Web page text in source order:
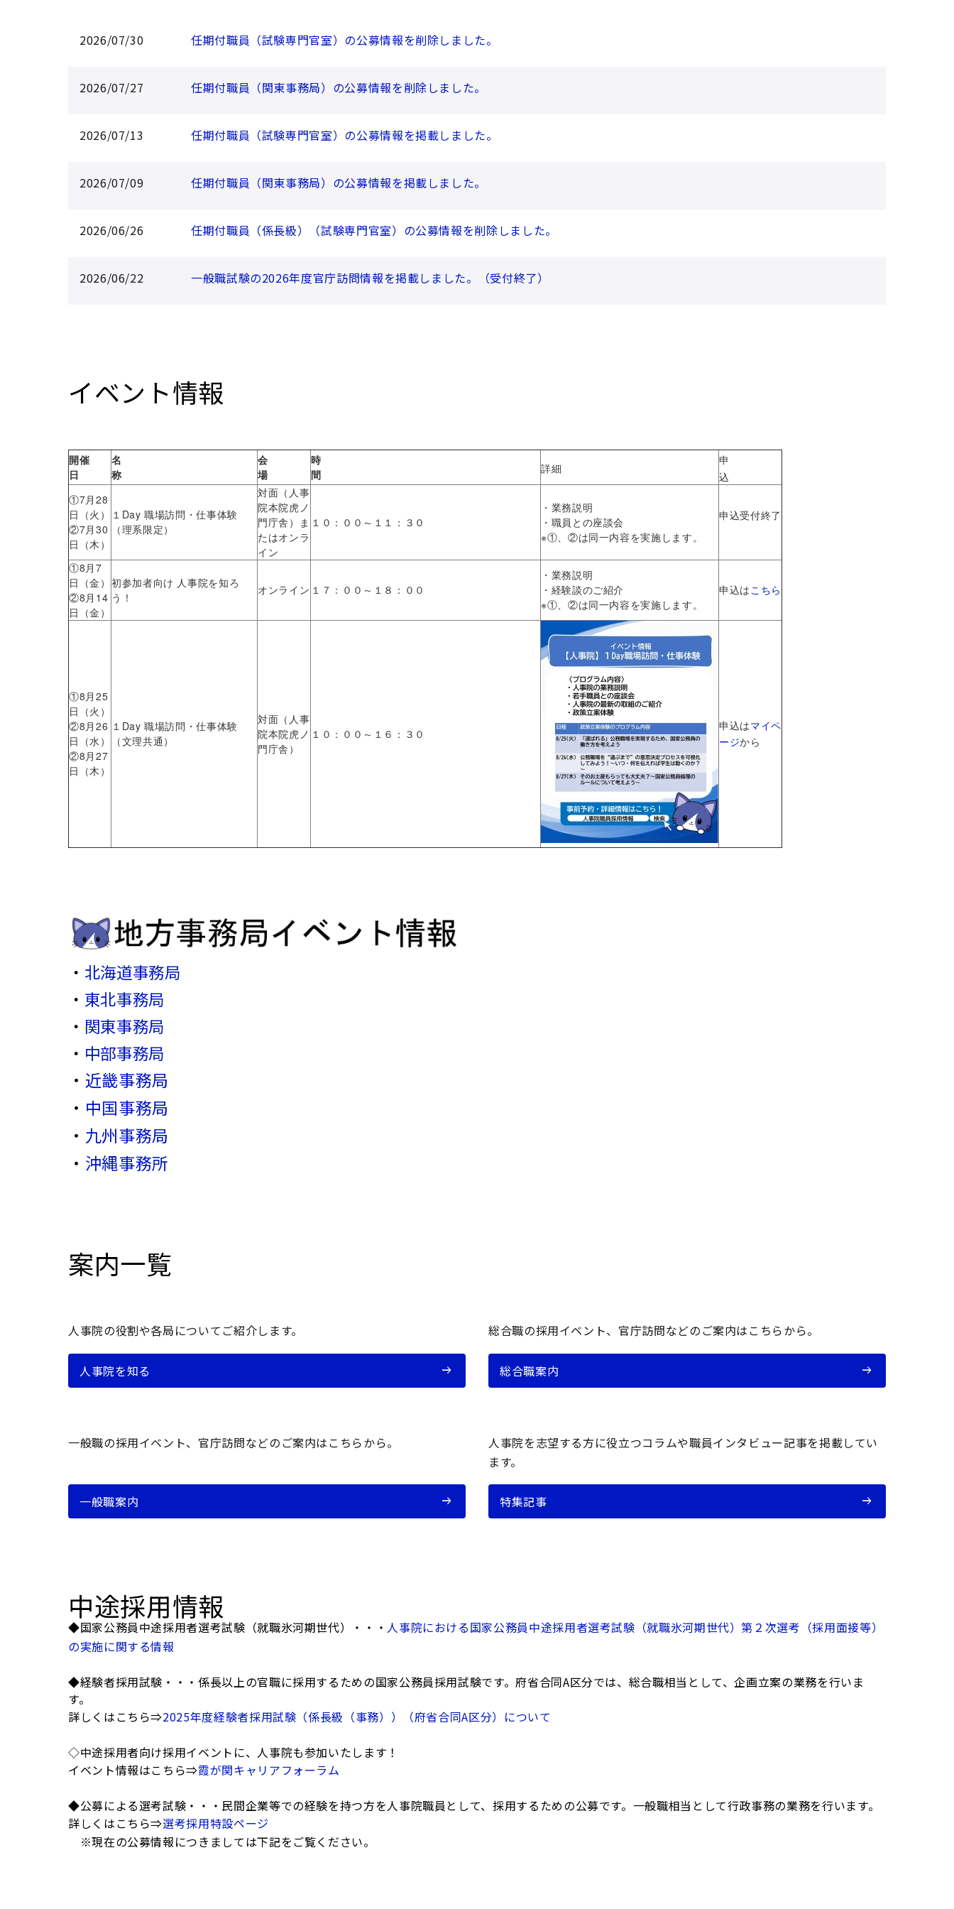
2026/07/30 任期付職員（試験専門官室）の公募情報を削除しました。
2026/07/27 任期付職員（関東事務局）の公募情報を削除しました。
2026/07/13 任期付職員（試験専門官室）の公募情報を掲載しました。
2026/07/09 任期付職員（関東事務局）の公募情報を掲載しました。
2026/06/26 任期付職員（係長級）（試験専門官室）の公募情報を削除しました。
2026/06/22 一般職試験の2026年度官庁訪問情報を掲載しました。（受付終了）
イベント情報
開催
日
名
称
会
場
時
間 詳細
申
込
①7月28
日（火）
②7月30
日（木）
１Day 職場訪問・仕事体験
（理系限定）
対面（人事
院本院虎ノ
門庁舎）ま
たはオンラ
イン
１０：００～１１：３０
・業務説明
・職員との座談会
※①、②は同一内容を実施します。
申込受付終了
①8月7
日（金）
②8月14
日（金）
初参加者向け 人事院を知ろ
う！
オンライン １７：００～１８：００
・業務説明
・経験談のご紹介
※①、②は同一内容を実施します。
申込は こちら
①8月25
日（火）
②8月26
日（水）
②8月27
日（木）
１Day 職場訪問・仕事体験
（文理共通）
対面（人事
院本院 虎ノ
門庁舎 ）
１０：００～１６：３０
申込はマイペ
ージから
・ 北海道事務局
・ 東北事務局
・ 関東事務局
・ 中部事務局
・ 近畿事務局
・ 中国事務局
・ 九州事務局
・ 沖縄事務所
案内一覧
人事院の役割や各局についてご紹介します。
人事院を知る
総合職の採用イベント、官庁訪問などのご案内はこちらから。
総合職案内
一般職の採用イベント、官庁訪問などのご案内はこちらから。
一般職案内
人事院を志望する方に役立つコラムや職員インタビュー記事を掲載してい
ます。
特集記事
中途採用情報
◆国家公務員中途採用者選考試験（就職氷河期世代）・・・ 人事院における国家公務員中途採用者選考試験（就職氷河期世代）第２次選考（採用面接等）
の実施に関する情報
◆経験者採用試験・・・係長以上の官職に採用するための国家公務員採用試験です。府省合同A区分では、総合職相当として、企画立案の業務を行いま
す。
詳しくはこちら⇒2025年度経験者採用試験（係長級（事務））（府省合同A区分）について
◇中途採用者向け採用イベントに、人事院も参加いたします！
イベント情報はこちら⇒霞が関キャリアフォーラム
◆公募による選考試験・・・民間企業等での経験を持つ方を人事院職員として、採用するための公募です。一般職相当として行政事務の業務を行います。
詳しくはこちら⇒選考採用特設ページ
※現在の公募情報につきましては下記をご覧ください。